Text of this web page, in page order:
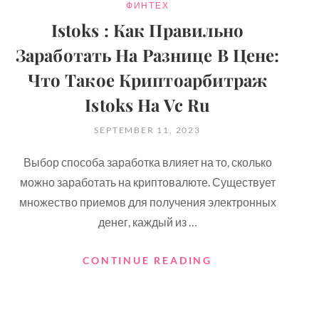
CATEGORIES
ФИНТЕХ
Istoks : Как Правильно
Заработать На Разнице В Цене:
Что Такое Криптоарбитраж
Istoks На Vc Ru
POSTED
SEPTEMBER 11, 2023
Выбор способа заработка влияет на то, сколько
можно заработать на криптовалюте. Существует
множество приемов для получения электронных
денег, каждый из …
CONTINUE READING